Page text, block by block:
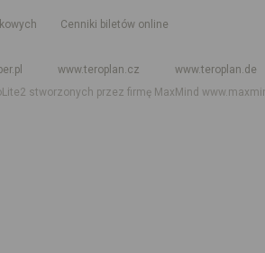
Cenniki biletów online
www.teroplan.cz
www.teroplan.de
stworzonych przez firmę MaxMind